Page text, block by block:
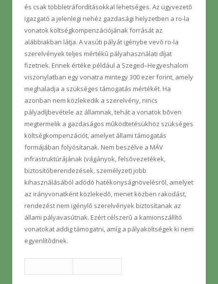
és csak többletráfordításokkal lehetséges. Az ügyvezetõ
igazgató a jelenlegi nehéz gazdasági helyzetben a ro-la
vonatok költségkompenzációjának forrását az
alábbiakban látja. A vasúti pályát igénybe vevõ ro-la
szerelvények teljes mértékû pályahasználati díjat
fizetnek. Ennek értéke például a Szeged–Hegyeshalom
viszonylatban egy vonatra mintegy 300 ezer forint, amely
meghaladja a szükséges támogatás mértékét. Ha
azonban nem közlekedik a szerelvény, nincs
pályadíjbevétele az államnak, tehát a vonatok bõven
megtermelik a gazdaságos mûködtetésükhöz szükséges
költségkompenzációt, amelyet állami támogatás
formájában folyósítanak. Nem beszélve a MÁV
infrastruktúrájának (vágányok, felsõvezetékek,
biztosítóberendezések, személyzet) jobb
kihasználásából adódó hatékonyságnövelésrõl, amelyet
az irányvonatként közlekedõ, menet közben rakodást,
rendezést nem igénylõ szerelvények biztosítanak az
állami pályavasútnak. Ezért célszerû a kamionszállító
vonatokat addig támogatni, amíg a pályaköltségek ki nem
egyenlítõdnek.